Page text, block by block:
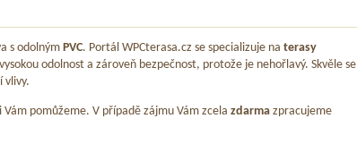
s odolným PVC. Portál WPCterasa.cz se specializuje na terasy
odolnost a zároveň bezpečnost, protože je nehořlavý. Skvěle se
vlivy.
Vám pomůžeme. V případě zájmu Vám zcela zdarma zpracujeme